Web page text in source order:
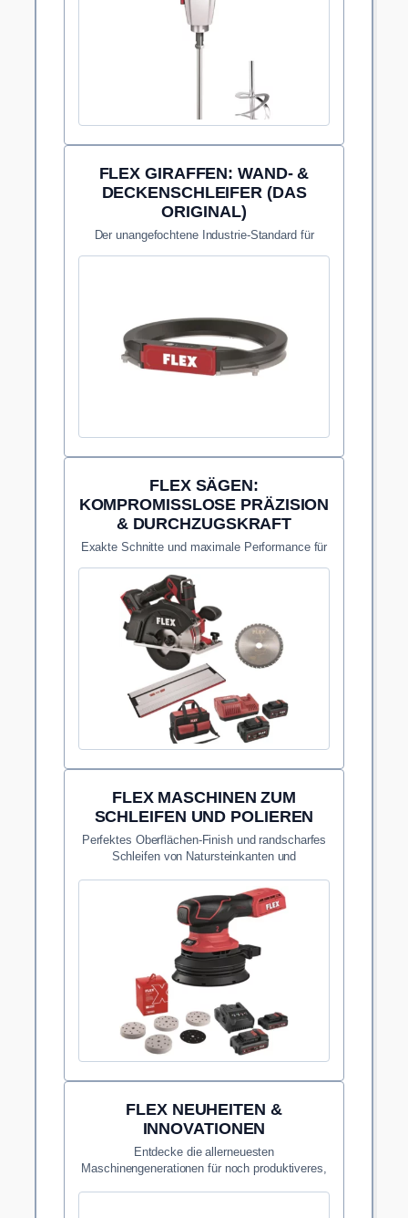
FLEX GIRAFFEN: WAND- &
DECKENSCHLEIFER (DAS
ORIGINAL)
Der unangefochtene Industrie-Standard für
FLEX SÄGEN:
KOMPROMISSLOSE PRÄZISION
& DURCHZUGSKRAFT
Exakte Schnitte und maximale Performance für
Baustelle.
FLEX MASCHINEN ZUM
SCHLEIFEN UND POLIEREN
Perfektes Oberflächen-Finish und randscharfes
Schleifen von Natursteinkanten und
FLEX NEUHEITEN &
INNOVATIONEN
Entdecke die allerneuesten
Maschinengenerationen für noch produktiveres,